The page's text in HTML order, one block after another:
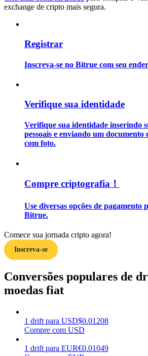
Guia
Estratégias de negociação
Aprenda como se manter lucrativo
Ganhar
exchange de cripto mais segura.
Registrar
Inscreva-se no Bitrue com seu
Verifique sua identidade
Verifique sua identidade inserindo
pessoais e enviando um
com foto.
Compre criptografia！
Use diversas opções de
Bitrue.
Comece sua jornada cripto agora!
Inscreva-se
Conversões populares de
moedas fiat
1 drift para USD$0.01208
Compre com USD
1 drift para EUR€0.01049